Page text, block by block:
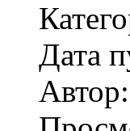
Дата